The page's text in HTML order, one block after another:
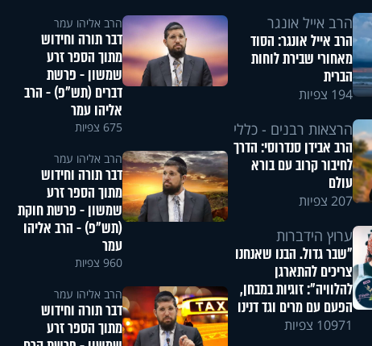
הרב אייל אונגר
הרב אייל אונגר: הסוד
מאחורי שבירת לוחות
הברית
194 צפיות
הרצאות רבנים - כללי
הרב אבידן סנדרוסי: הדרך
לחיבור קרוב עם בורא
עולם
207 צפיות
ערוץ הידברות
"שבר גדול. הבנו שאנחנו
צריכים להתארגן
להלוויה": זוגיות במבחן,
הפעם עם מרים וגד דנינו
10971 צפיות
הרב אליהו עמר
דבר תורה וחידוש
מתוך הספר זרע
שמשון - פרשת
דברים (תש"פ) - הרב
אליהו עמר
675 צפיות
הרב אליהו עמר
דבר תורה וחידוש
מתוך הספר זרע
שמשון - פרשת חוקת
(תש"פ) - הרב אליהו
עמר
960 צפיות
הרב אליהו עמר
דבר תורה וחידוש
מתוך הספר זרע